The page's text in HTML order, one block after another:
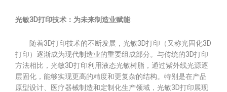
光敏3D打印技术：为未来制造业赋能
随着3D打印技术的不断发展，光敏3D打印（又称光固化3D
打印）逐渐成为现代制造业的重要组成部分。与传统的3D打印
方法相比，光敏3D打印利用液态光敏树脂，通过紫外线光源逐
层固化，能够实现更高的精度和更复杂的结构。特别是在产品
原型设计、医疗器械制造和定制化生产领域，光敏3D打印展现